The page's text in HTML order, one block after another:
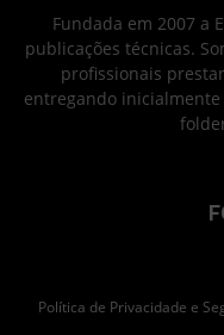
Fundada em 2007 a
publicações técnicas.
profissionais
entregando inicialmente
Política de Privacidade e